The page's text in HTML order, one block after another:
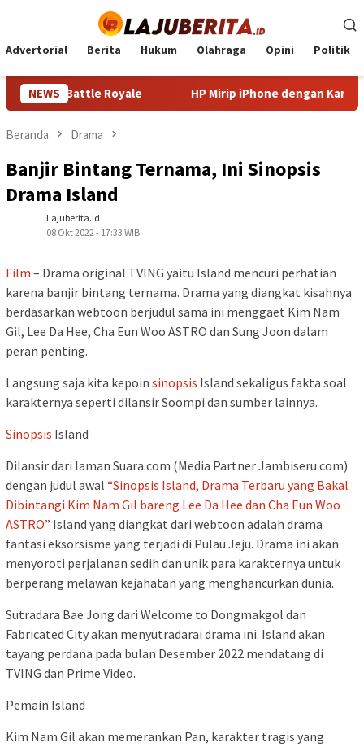
konten
Advertorial Berita Hukum Olahraga Opini Politik
NEWS
Battle Royale HP Mirip iPhone dengan Kamera
Beranda Drama
Banjir Bintang Ternama, Ini Sinopsis
Drama Island
Lajuberita.id
08 Okt 2022 - 17:33 WIB
Film – Drama original TVING yaitu Island mencuri perhatian
karena banjir bintang ternama. Drama yang diangkat kisahnya
berdasarkan webtoon berjudul sama ini menggaet Kim Nam
Gil, Lee Da Hee, Cha Eun Woo ASTRO dan Sung Joon dalam
peran penting.
Langsung saja kita kepoin sinopsis Island sekaligus fakta soal
karakternya seperti dilansir Soompi dan sumber lainnya.
Sinopsis Island
Dilansir dari laman Suara.com (Media Partner Jambiseru.com)
dengan judul awal “Sinopsis Island, Drama Terbaru yang Bakal
Dibintangi Kim Nam Gil bareng Lee Da Hee dan Cha Eun Woo
ASTRO” Island yang diangkat dari webtoon adalah drama
fantasi eksorsisme yang terjadi di Pulau Jeju. Drama ini akan
menyoroti perjalanan sedih dan unik para karakternya untuk
berperang melawan kejahatan yang menghancurkan dunia.
Sutradara Bae Jong dari Welcome to Dongmakgol dan
Fabricated City akan menyutradarai drama ini. Island akan
tayang perdana pada bulan Desember 2022 mendatang di
TVING dan Prime Video.
Pemain Island
Kim Nam Gil akan memerankan Pan, karakter tragis yang